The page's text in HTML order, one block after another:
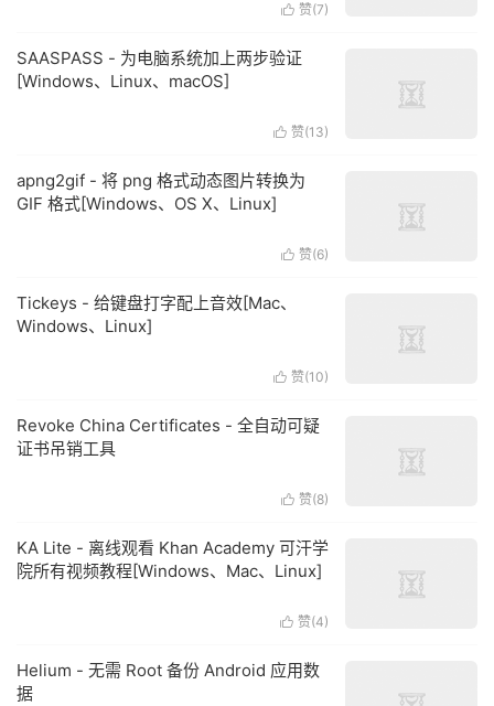
 赞(7)
SAASPASS - 为电脑系统加上两步验证
[Windows、Linux、macOS]
 赞(13)
apng2gif - 将 png 格式动态图片转换为
GIF 格式[Windows、OS X、Linux]
 赞(6)
Tickeys - 给键盘打字配上音效[Mac、
Windows、Linux]
 赞(10)
Revoke China Certificates - 全自动可疑
证书吊销工具
 赞(8)
KA Lite - 离线观看 Khan Academy 可汗学
院所有视频教程[Windows、Mac、Linux]
 赞(4)
Helium - 无需 Root 备份 Android 应用数
据